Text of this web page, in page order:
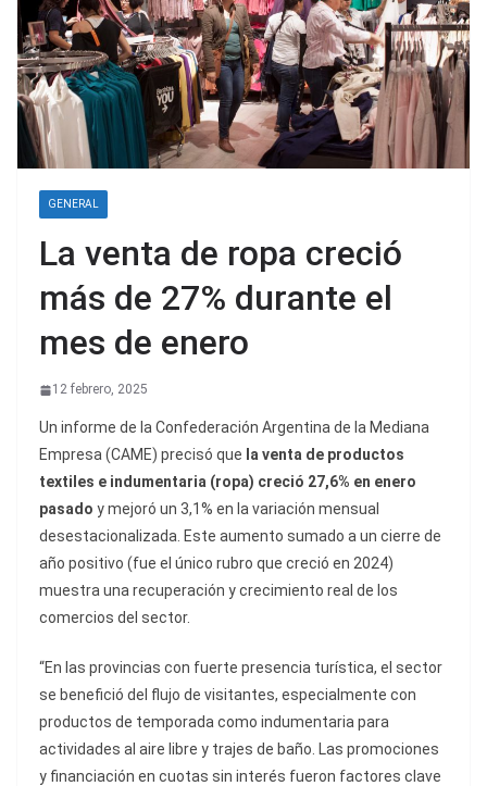
GENERAL
La venta de ropa creció
más de 27% durante el
mes de enero
12 febrero, 2025
Un informe de la Confederación Argentina de la Mediana
Empresa (CAME) precisó que la venta de productos
textiles e indumentaria (ropa) creció 27,6% en enero
pasado y mejoró un 3,1% en la variación mensual
desestacionalizada. Este aumento sumado a un cierre de
año positivo (fue el único rubro que creció en 2024)
muestra una recuperación y crecimiento real de los
comercios del sector.
“En las provincias con fuerte presencia turística, el sector
se benefició del flujo de visitantes, especialmente con
productos de temporada como indumentaria para
actividades al aire libre y trajes de baño. Las promociones
y financiación en cuotas sin interés fueron factores clave